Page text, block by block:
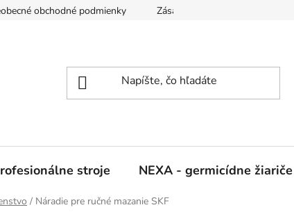
obchodné podmienky Zásady ochrany osobných údajov
stroje NEXA - germicídne žiariče
/ Náradie pre ručné mazanie SKF